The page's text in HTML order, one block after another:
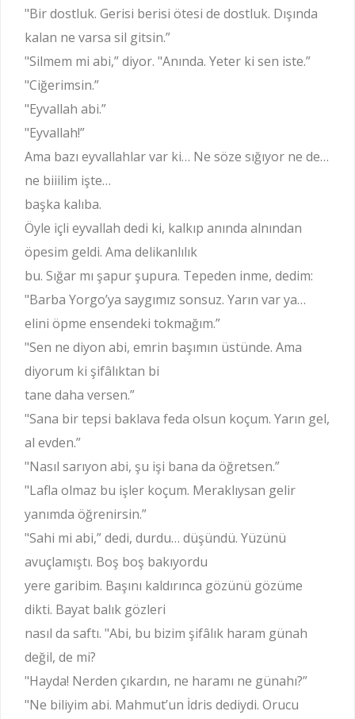
"Bir dostluk. Gerisi berisi ötesi de dostluk. Dışında
kalan ne varsa sil gitsin.”
"Silmem mi abi,” diyor. "Anında. Yeter ki sen iste.”
"Ciğerimsin.”
"Eyvallah abi.”
"Eyvallah!”
Ama bazı eyvallahlar var ki… Ne söze sığıyor ne de…
ne biiilim işte…
başka kalıba.
Öyle içli eyvallah dedi ki, kalkıp anında alnından
öpesim geldi. Ama delikanlılık
bu. Sığar mı şapur şupura. Tepeden inme, dedim:
"Barba Yorgo’ya saygımız sonsuz. Yarın var ya…
elini öpme ensendeki tokmağım.”
"Sen ne diyon abi, emrin başımın üstünde. Ama
diyorum ki şifâlıktan bi
tane daha versen.”
"Sana bir tepsi baklava feda olsun koçum. Yarın gel,
al evden.”
"Nasıl sarıyon abi, şu işi bana da öğretsen.”
"Lafla olmaz bu işler koçum. Meraklıysan gelir
yanımda öğrenirsin.”
"Sahi mi abi,” dedi, durdu… düşündü. Yüzünü
avuçlamıştı. Boş boş bakıyordu
yere garibim. Başını kaldırınca gözünü gözüme
dikti. Bayat balık gözleri
nasıl da saftı. "Abi, bu bizim şifâlık haram günah
değil, de mi?
"Hayda! Nerden çıkardın, ne haramı ne günahı?”
"Ne biliyim abi. Mahmut’un İdris dediydi. Orucu